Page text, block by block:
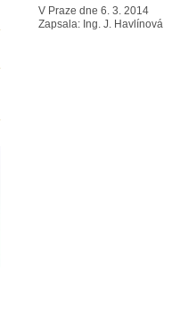
V Praze dne 6. 3. 2014
Zapsala: Ing. J. Havlínová